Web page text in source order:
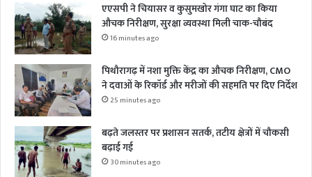
एएसपी ने चियासर व कुसुमखोर गंगा घाट का किया
औचक निरीक्षण, सुरक्षा व्यवस्था मिली चाक-चौबंद
16 minutes ago
पिथौरागढ़ में नशा मुक्ति केंद्र का औचक निरीक्षण, CMO
ने दवाओं के रिकॉर्ड और मरीजों की सहमति पर दिए निर्देश
25 minutes ago
बढ़ते जलस्तर पर प्रशासन सतर्क, तटीय क्षेत्रों में चौकसी
बढ़ाई गई
30 minutes ago